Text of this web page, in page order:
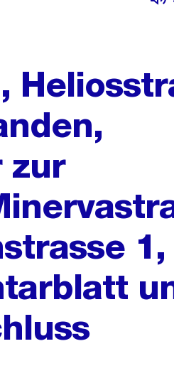
zur
1,